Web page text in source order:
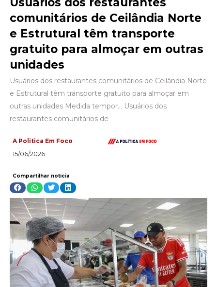
comunitários de Ceilândia Norte
e Estrutural têm transporte
gratuito para almoçar em outras
unidades
Usuários dos restaurantes comunitários de Ceilândia Norte
e Estrutural têm transporte gratuito para almoçar em
outras unidades Medida tempor… Usuários dos
restaurantes comunitários de
A Politica Em Foco
15/06/2026
Compartilhar notícia